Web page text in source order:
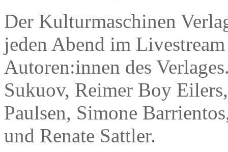
Der Kulturmaschinen
jeden Abend im
Autoren:innen des
Sukuov, Reimer Boy
Paulsen, Simone
und Renate Sattler.